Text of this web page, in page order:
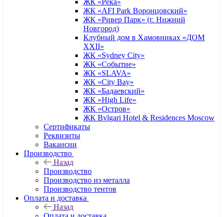
ЖК «Река»
ЖК «AFI Park Воронцовский»
ЖК «Ривер Парк» (г. Нижний
Новгород)
Клубный дом в Хамовниках «ДОМ
XXII»
ЖК «Sydney City»
ЖК «Событие»
ЖК «SLAVA»
ЖК «City Bay»
ЖК «Бадаевский»
ЖК «High Life»
ЖК «Остров»
ЖК Bvlgari Hotel & Residences Moscow
Сертификаты
Реквизиты
Вакансии
Производство
Назад
Производство
Производство из металла
Производство тентов
Оплата и доставка
Назад